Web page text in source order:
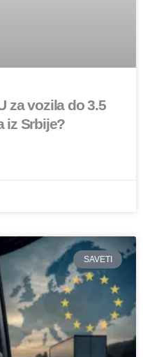
za vozila do 3.5
iz Srbije?
SAVETI